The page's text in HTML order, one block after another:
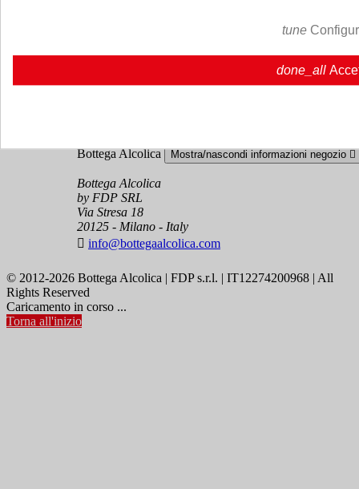
Account Mostra/nascondi i link del tuo account
Tracciamento ordine
Bottega Alcolica Mostra/nascondi informazioni negozio 
Bottega Alcolica
by FDP SRL
Via Stresa 18
20125 - Milano - Italy
 info@bottegaalcolica.com
© 2012-2026 Bottega Alcolica | FDP s.r.l. | IT12274200968 | All
Rights Reserved
Caricamento in corso ...
Torna all'inizio
tune
done_all